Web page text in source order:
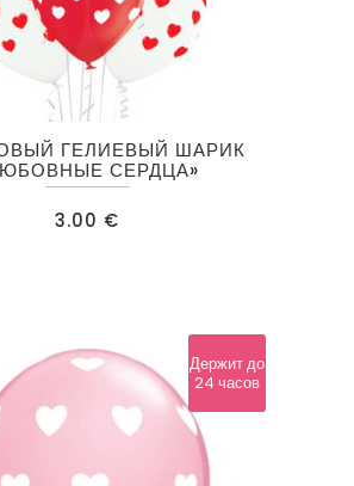
ГЕЛИЕВЫЙ ШАРИК
СЕРДЦА»
3.00 €
Держит до
24 часов